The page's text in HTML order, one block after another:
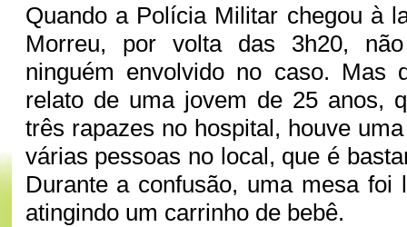
Quando a Polícia Militar chegou à
Morreu, por volta das 3h20,
ninguém envolvido no caso. Mas
relato de uma jovem de 25 anos,
três rapazes no hospital, houve
várias pessoas no local, que é
Durante a confusão, uma mesa foi
atingindo um carrinho de bebê.